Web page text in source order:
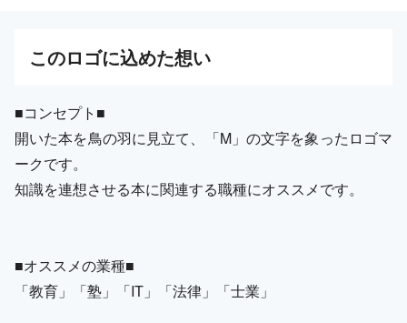
このロゴに込めた想い
■コンセプト■
開いた本を鳥の羽に見立て、「M」の文字を象ったロゴマ
ークです。
知識を連想させる本に関連する職種にオススメです。
■オススメの業種■
「教育」「塾」「IT」「法律」「士業」